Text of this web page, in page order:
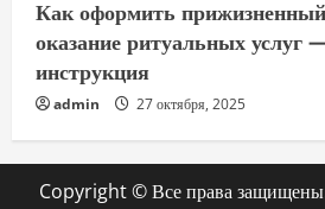
Как оформить
оказание ритуальных услуг
инструкция
admin 27 октября, 2025
Copyright © Все права